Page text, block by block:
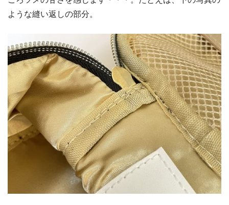
ような縫い返しの部分。